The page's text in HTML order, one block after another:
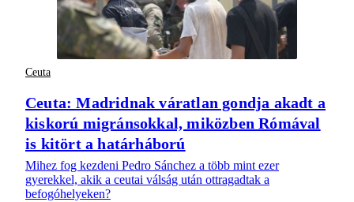
Ceuta
Ceuta: Madridnak váratlan gondja akadt a
kiskorú migránsokkal, miközben Rómával
is kitört a határháború
Mihez fog kezdeni Pedro Sánchez a több mint ezer
gyerekkel, akik a ceutai válság után ottragadtak a
befogóhelyeken?